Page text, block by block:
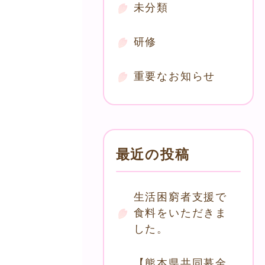
未分類
研修
重要なお知らせ
最近の投稿
生活困窮者支援で
食料をいただきま
した。